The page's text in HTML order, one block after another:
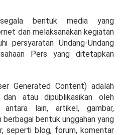
bentuk media yang
dan melaksanakan kegiatan
persyaratan Undang-Undang
Pers yang ditetapkan
Generated Content) adalah
atau dipublikasikan oleh
antara lain, artikel, gambar,
berbagai bentuk unggahan yang
seperti blog, forum, komentar